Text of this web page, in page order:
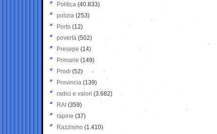
Politica (40.833)
polizia (253)
Porto (12)
povertà (502)
Presepe (14)
Primarie (149)
Prodi (52)
Provincia (139)
radici e valori (3.682)
RAI (359)
rapine (37)
Razzismo (1.410)